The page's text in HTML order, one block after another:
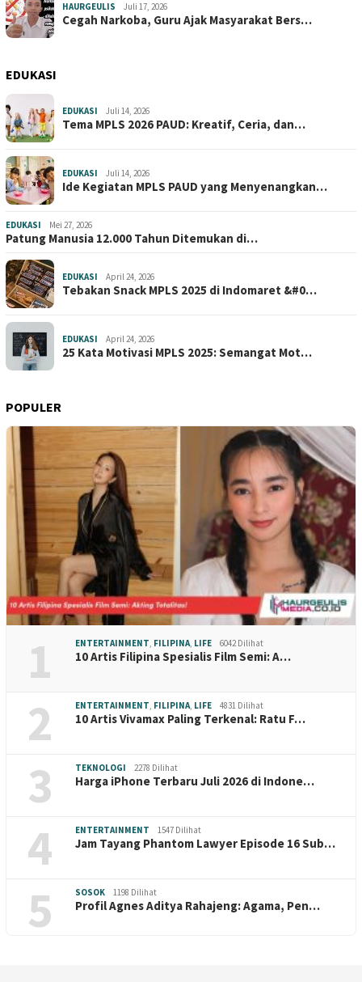
HAURGEULIS Juli 17, 2026
Cegah Narkoba, Guru Ajak Masyarakat Bers…
EDUKASI
EDUKASI Juli 14, 2026
Tema MPLS 2026 PAUD: Kreatif, Ceria, dan…
EDUKASI Juli 14, 2026
Ide Kegiatan MPLS PAUD yang Menyenangkan…
EDUKASI Mei 27, 2026
Patung Manusia 12.000 Tahun Ditemukan di…
EDUKASI April 24, 2026
Tebakan Snack MPLS 2025 di Indomaret &#0…
EDUKASI April 24, 2026
25 Kata Motivasi MPLS 2025: Semangat Mot…
POPULER
1 ENTERTAINMENT, FILIPINA, LIFE 6042 Dilihat
10 Artis Filipina Spesialis Film Semi: A…
2 ENTERTAINMENT, FILIPINA, LIFE 4831 Dilihat
10 Artis Vivamax Paling Terkenal: Ratu F…
3 TEKNOLOGI 2278 Dilihat
Harga iPhone Terbaru Juli 2026 di Indone…
4 ENTERTAINMENT 1547 Dilihat
Jam Tayang Phantom Lawyer Episode 16 Sub…
5 SOSOK 1198 Dilihat
Profil Agnes Aditya Rahajeng: Agama, Pen…